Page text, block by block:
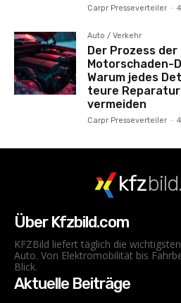
Carpr Presseverteiler -
Auto / Verkehr
Der Prozess der
Motorschaden-
Warum jedes
teure
vermeiden
Carpr Presseverteiler -
kfz
Über Kfzbild.com
KFZBild liefert täglich die
Auto. Von Elektromobilität bis
Blick.
Aktuelle Beiträge